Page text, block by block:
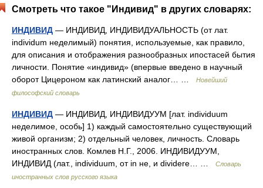
Смотреть что такое "Индивид" в других словарях:
ИНДИВИД — ИНДИВИД, ИНДИВИДУАЛЬНОСТЬ (от лат.
individum неделимый) понятия, используемые, как правило,
для описания и отображения разнообразных ипостасей бытия
личности. Понятие «индивид» (впервые введено в научный
оборот Цицероном как латинский аналог… …
Новейший
философский словарь
ИНДИВИД — ИНДИВИД, ИНДИВИДУУМ [лат. individuum
неделимое, особь] 1) каждый самостоятельно существующий
живой организм; 2) отдельный человек, личность. Словарь
иностранных слов. Комлев Н.Г., 2006. ИНДИВИДУУМ,
ИНДИВИД (лат., individuum, от in не, и dividere… …
Словарь
иностранных слов русского языка